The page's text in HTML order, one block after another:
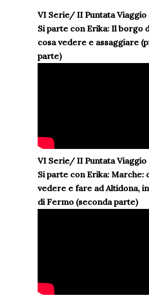
VI Serie/ II Puntata Viaggio
Si parte con Erika: Il borgo
cosa vedere e assaggiare
parte)
VI Serie/ II Puntata Viaggio
Si parte con Erika: Marche:
vedere e fare ad Altidona,
di Fermo (seconda parte)